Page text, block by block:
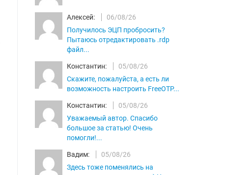
Алексей:
06/08/26
Получилось ЭЦП пробросить?
Пытаюсь отредактировать .rdp
файл...
Константин:
05/08/26
Скажите, пожалуйста, а есть ли
возможность настроить FreeOTP...
Константин:
05/08/26
Уважаемый автор. Спасибо
большое за статью! Очень
помогли!...
Вадим:
05/08/26
Здесь тоже поменялись на